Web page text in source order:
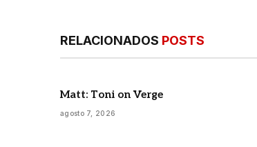
RELACIONADOS POSTS
Matt: Toni on Verge
agosto 7, 2026